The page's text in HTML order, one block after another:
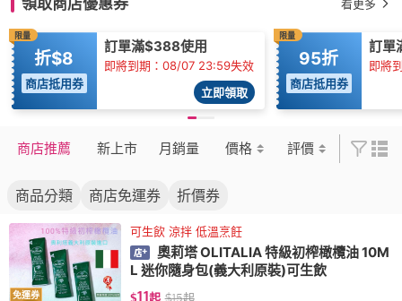
領取商店優惠券 看更多
限量
折$8
商店抵用券
訂單滿$388使用
即將到期：08/07 23:59失效
立即領取
限量
95折
商店抵用券
訂單
即將
商店推薦 新上市 月銷量 價格 評價
商品分類 商店免運券 折價券
免運券
可生飲 涼拌 低溫烹飪
奧莉塔 OLITALIA 特級初榨橄欖油 10M
L 迷你隨身包(義大利原裝)可生飲
$11起 $15起